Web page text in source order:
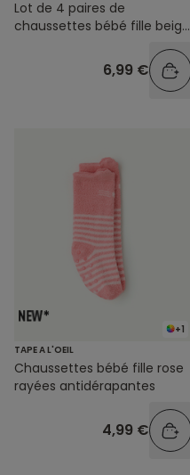
Lot de 4 paires de
chaussettes bébé fille beige
6,99 €
+1
TAPE A L'OEIL
Chaussettes bébé fille rose
rayées antidérapantes
4,99 €